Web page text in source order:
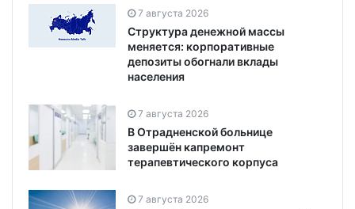
7 августа 2026
Структура денежной массы
меняется: корпоративные
депозиты обогнали вклады
населения
7 августа 2026
В Отрадненской больнице
завершён капремонт
терапевтического корпуса
7 августа 2026